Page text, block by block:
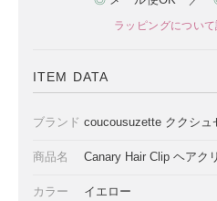
ラッピングについ
ITEM DATA
ブランド coucousuzette ククシュ
商品名 Canary Hair Clip ヘアク
カラー イエロー